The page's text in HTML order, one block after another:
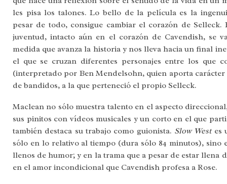
les pisa los talones. Lo bello de la película es la
pesar de todo, consigue cambiar el corazón de
juventud, intacto aún en el corazón de Cavendish, se
medida que avanza la historia y nos lleva hacia un final
el que se cruzan diferentes personajes entre los que
(interpretado por Ben Mendelsohn, quien aporta
de bandidos, a la que perteneció el propio Selleck.
Maclean no sólo muestra talento en el aspecto
sus pinitos con vídeos musicales y un corto en el que
también destaca su trabajo como guionista. Slow Westes
sólo en lo relativo al tiempo (dura sólo 84 minutos), sino
llenos de humor; y en la trama que a pesar de estar llena
en el amor incondicional que Cavendish profesa a Rose.